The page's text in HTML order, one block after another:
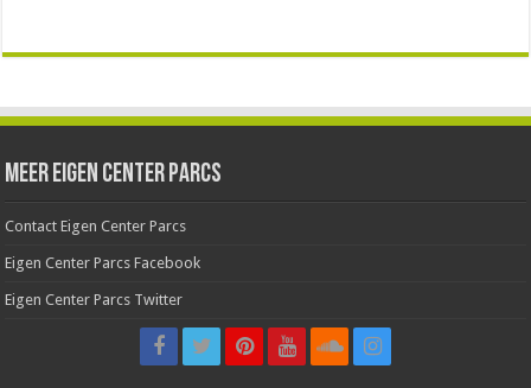
Meer Eigen Center Parcs
Contact Eigen Center Parcs
Eigen Center Parcs Facebook
Eigen Center Parcs Twitter